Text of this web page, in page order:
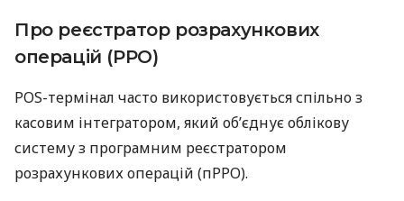
Про реєстратор розрахункових
операцій (РРО)
POS-термінал часто використовується спільно з
касовим інтегратором, який об’єднує облікову
систему з програмним реєстратором
розрахункових операцій (пРРО).